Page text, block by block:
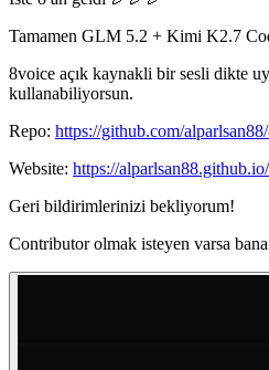
Tamamen GLM 5.2 + Kimi K2.7
8voice açık kaynakli bir sesli dikte
kullanabiliyorsun.
Repo: https://github.com/
Website: https://
Geri bildirimlerinizi bekliyorum!
Contributor olmak isteyen varsa